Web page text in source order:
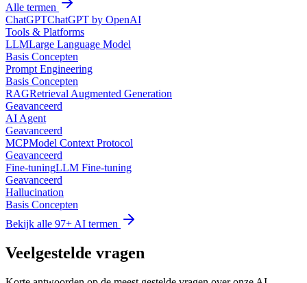
Alle termen
ChatGPTChatGPT by OpenAI
Tools & Platforms
LLMLarge Language Model
Basis Concepten
Prompt Engineering
Basis Concepten
RAGRetrieval Augmented Generation
Geavanceerd
AI Agent
Geavanceerd
MCPModel Context Protocol
Geavanceerd
Fine-tuningLLM Fine-tuning
Geavanceerd
Hallucination
Basis Concepten
Bekijk alle 97+ AI termen
Veelgestelde vragen